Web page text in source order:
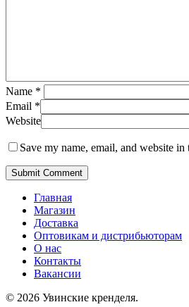
Name *
Email *
Website
Save my name, email, and website
Главная
Магазин
Доставка
Оптовикам и дистрибьюторам
О нас
Контакты
Вакансии
© 2026 Увинские кренделя.